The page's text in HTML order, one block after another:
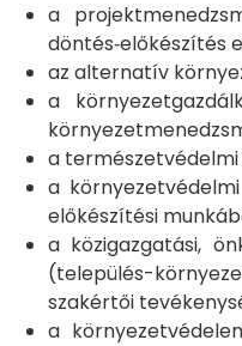
a
döntés‐előkészítés
az alternatív
a
a
a
előkészítési
a közigazgatási,
(település-
szakértői
a